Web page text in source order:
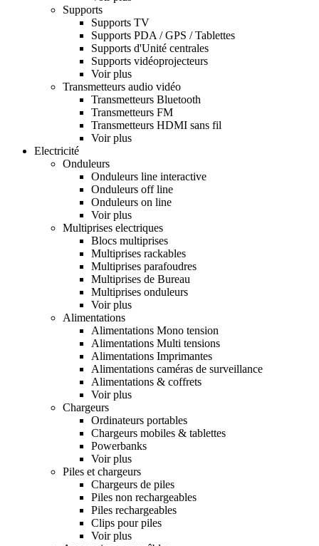
Supports
Supports TV
Supports PDA / GPS / Tablettes
Supports d'Unité centrales
Supports vidéoprojecteurs
Voir plus
Transmetteurs audio vidéo
Transmetteurs Bluetooth
Transmetteurs FM
Transmetteurs HDMI sans fil
Voir plus
Electricité
Onduleurs
Onduleurs line interactive
Onduleurs off line
Onduleurs on line
Voir plus
Multiprises electriques
Blocs multiprises
Multiprises rackables
Multiprises parafoudres
Multiprises de Bureau
Multiprises onduleurs
Voir plus
Alimentations
Alimentations Mono tension
Alimentations Multi tensions
Alimentations Imprimantes
Alimentations caméras de surveillance
Alimentations & coffrets
Voir plus
Chargeurs
Ordinateurs portables
Chargeurs mobiles & tablettes
Powerbanks
Voir plus
Piles et chargeurs
Chargeurs de piles
Piles non rechargeables
Piles rechargeables
Clips pour piles
Voir plus